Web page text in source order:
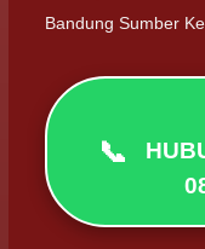
Bandung Sumber
📞